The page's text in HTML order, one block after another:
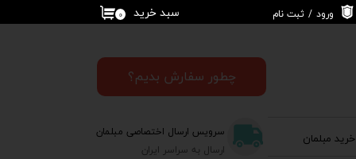
سرویس ارسال اختصاصی مبلمان
ارسال به سراسر ایران
۰ سبد خرید ورود / ثبت نام
خروج از حساب
مبلمان
چطور سفارش بدیم؟